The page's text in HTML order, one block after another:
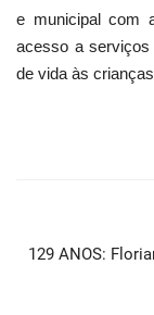
e municipal com
acesso a serviços
de vida às
129 ANOS: